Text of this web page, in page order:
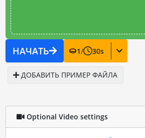
НАЧАТЬ 1/ 30s
ДОБАВИТЬ ПРИМЕР ФАЙЛА
Optional Video settings